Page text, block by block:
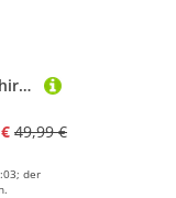
JOY Damen Trainingshose Shirley Wellness Pants
49,99 €
der